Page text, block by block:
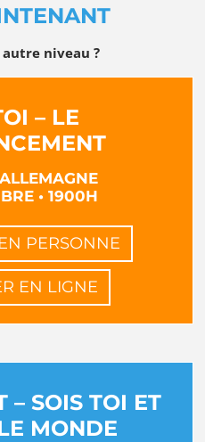
niveau ?
– LE
• 1900H
PERSONNE
EN LIGNE
– SOIS TOI ET
MONDE